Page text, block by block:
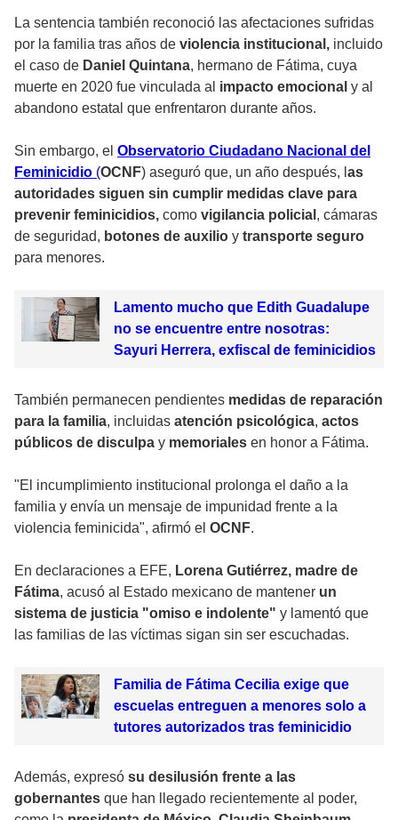
La sentencia también reconoció las afectaciones sufridas
por la familia tras años de violencia institucional, incluido
el caso de Daniel Quintana, hermano de Fátima, cuya
muerte en 2020 fue vinculada al impacto emocional y al
abandono estatal que enfrentaron durante años.
Sin embargo, el Observatorio Ciudadano Nacional del
Feminicidio (OCNF) aseguró que, un año después, l as
autoridades siguen sin cumplir medidas clave para
prevenir feminicidios, como vigilancia policial , cámaras
de seguridad, botones de auxilio y transporte seguro
para menores.
Lamento mucho que Edith Guadalupe
no se encuentre entre nosotras:
Sayuri Herrera, exfiscal de feminicidios
También permanecen pendientes medidas de reparación
para la familia, incluidas atención psicológica, actos
públicos de disculpa y memoriales en honor a Fátima.
"El incumplimiento institucional prolonga el daño a la
familia y envía un mensaje de impunidad frente a la
violencia feminicida", afirmó el OCNF.
En declaraciones a EFE, Lorena Gutiérrez, madre de
Fátima, acusó al Estado mexicano de mantener un
sistema de justicia "omiso e indolente" y lamentó que
las familias de las víctimas sigan sin ser escuchadas.
Familia de Fátima Cecilia exige que
escuelas entreguen a menores solo a
tutores autorizados tras feminicidio
Además, expresó su desilusión frente a las
gobernantes que han llegado recientemente al poder,